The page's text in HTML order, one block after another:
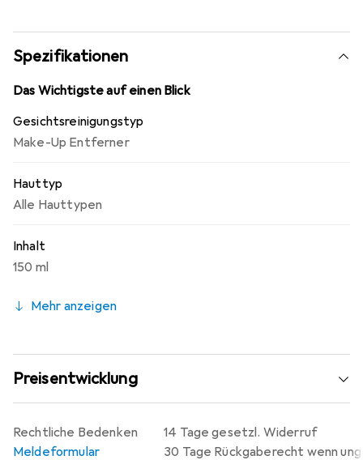
Hautfettreste zu entfernen, das Färbeergebnis zu
optimieren und die Wimpern zu stärken. Menge: 150 ml.
Spezifikationen
Das Wichtigste auf einen Blick
Gesichtsreinigungstyp
Make-Up Entferner
Hauttyp
Alle Hauttypen
Inhalt
150 ml
Mehr anzeigen
Preisentwicklung
14 Tage gesetzl. Widerruf
30 Tage Rückgaberecht wenn
Rechtliche Bedenken
Meldeformular